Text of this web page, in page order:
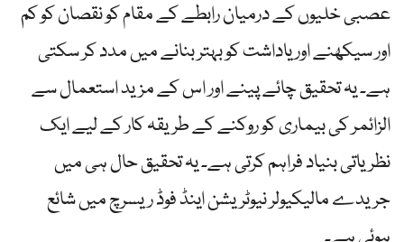
عصبی خلیوں کے درمیان رابطے کے مقام کو نقصان کو کم
اور سیکھنے اور یاداشت کو بہتر بنانے میں مدد کر سکتی
ہے۔ یہ تحقیق چائے پینے اور اس کے مزید استعمال سے
الزائمر کی بیماری کو روکنے کے طریقہ کار کے لیے ایک
نظریاتی بنیاد فراہم کرتی ہے۔ یہ تحقیق حال ہی میں
جریدے مالیکیولر نیوٹریشن اینڈ فوڈ ریسرچ میں شائع